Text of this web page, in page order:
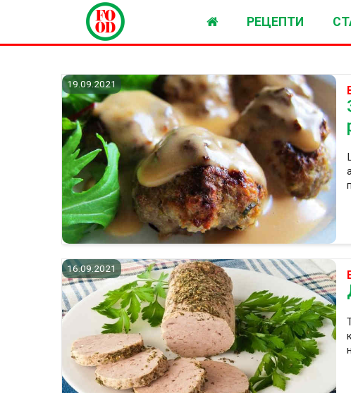
РЕЦЕПТИ
19.09.2021
16.09.2021